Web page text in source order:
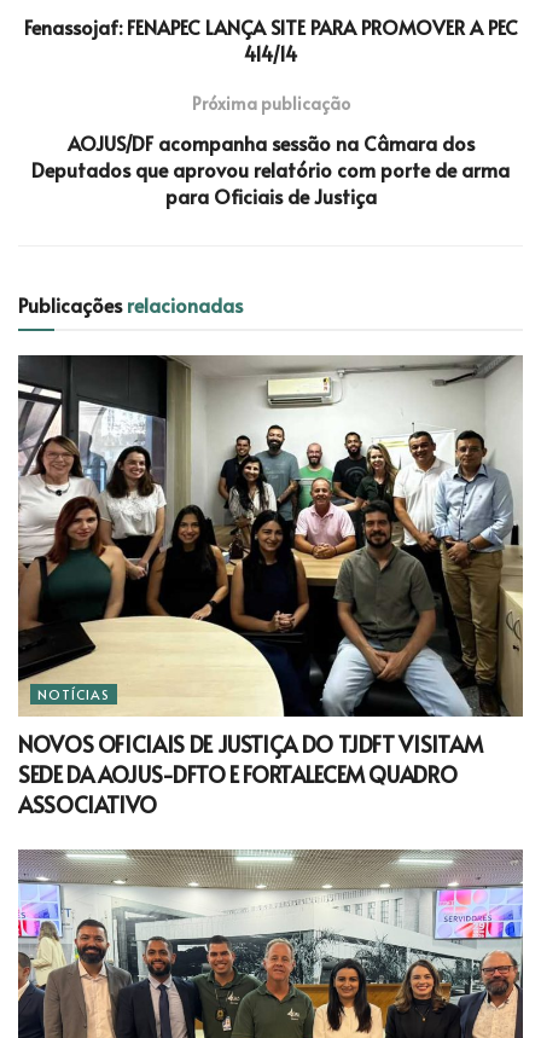
Fenassojaf: FENAPEC LANÇA SITE PARA PROMOVER A PEC
414/14
Próxima publicação
AOJUS/DF acompanha sessão na Câmara dos
Deputados que aprovou relatório com porte de arma
para Oficiais de Justiça
Publicaçõesrelacionadas
NOTÍCIAS
NOVOS OFICIAIS DE JUSTIÇA DO TJDFT VISITAM
SEDE DA AOJUS-DFTO E FORTALECEM QUADRO
ASSOCIATIVO